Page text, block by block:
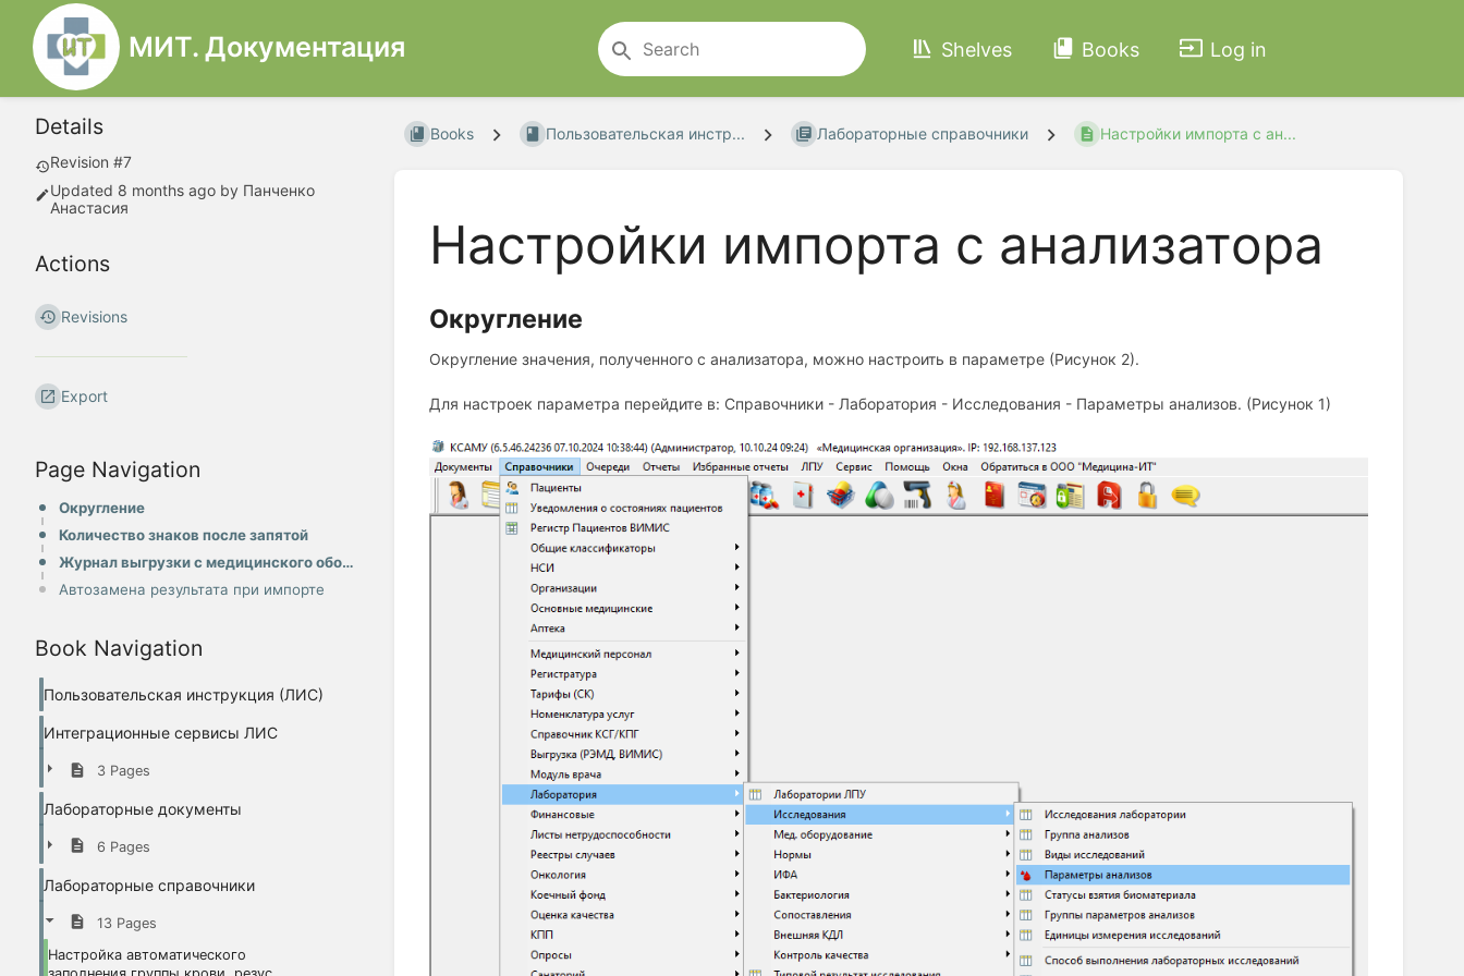
МИТ. Документация Shelves Books Log in
Details
Revision #7
Updated 8 months ago by Панченко
Анастасия
Actions
Revisions
Export
Page Navigation
Округление
Количество знаков после запятой
Журнал выгрузки с медицинского оборудования
Автозамена результата при импорте
Book Navigation
Пользовательская инструкция (ЛИС)
Интеграционные сервисы ЛИС
3 Pages
Лабораторные документы
6 Pages
Лабораторные справочники
13 Pages
Настройка автоматического
Books Пользовательская инстр... Лабораторные справочники Настройки импорта с ан...
Настройки импорта с анализатора
Округление
Округление значения, полученного с анализатора, можно настроить в параметре (Рисунок 2).
Для настроек параметра перейдите в: Справочники - Лаборатория - Исследования - Параметры анализов. (Рисунок 1)